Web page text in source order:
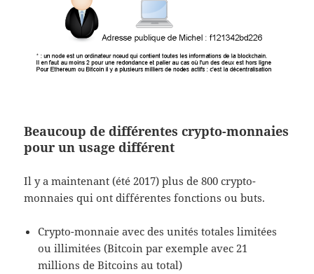
Beaucoup de différentes crypto-monnaies
pour un usage différent
Il y a maintenant (été 2017) plus de 800 crypto-
monnaies qui ont différentes fonctions ou buts.
Crypto-monnaie avec des unités totales limitées
ou illimitées (Bitcoin par exemple avec 21
millions de Bitcoins au total)